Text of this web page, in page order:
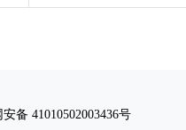
备 41010502003436号